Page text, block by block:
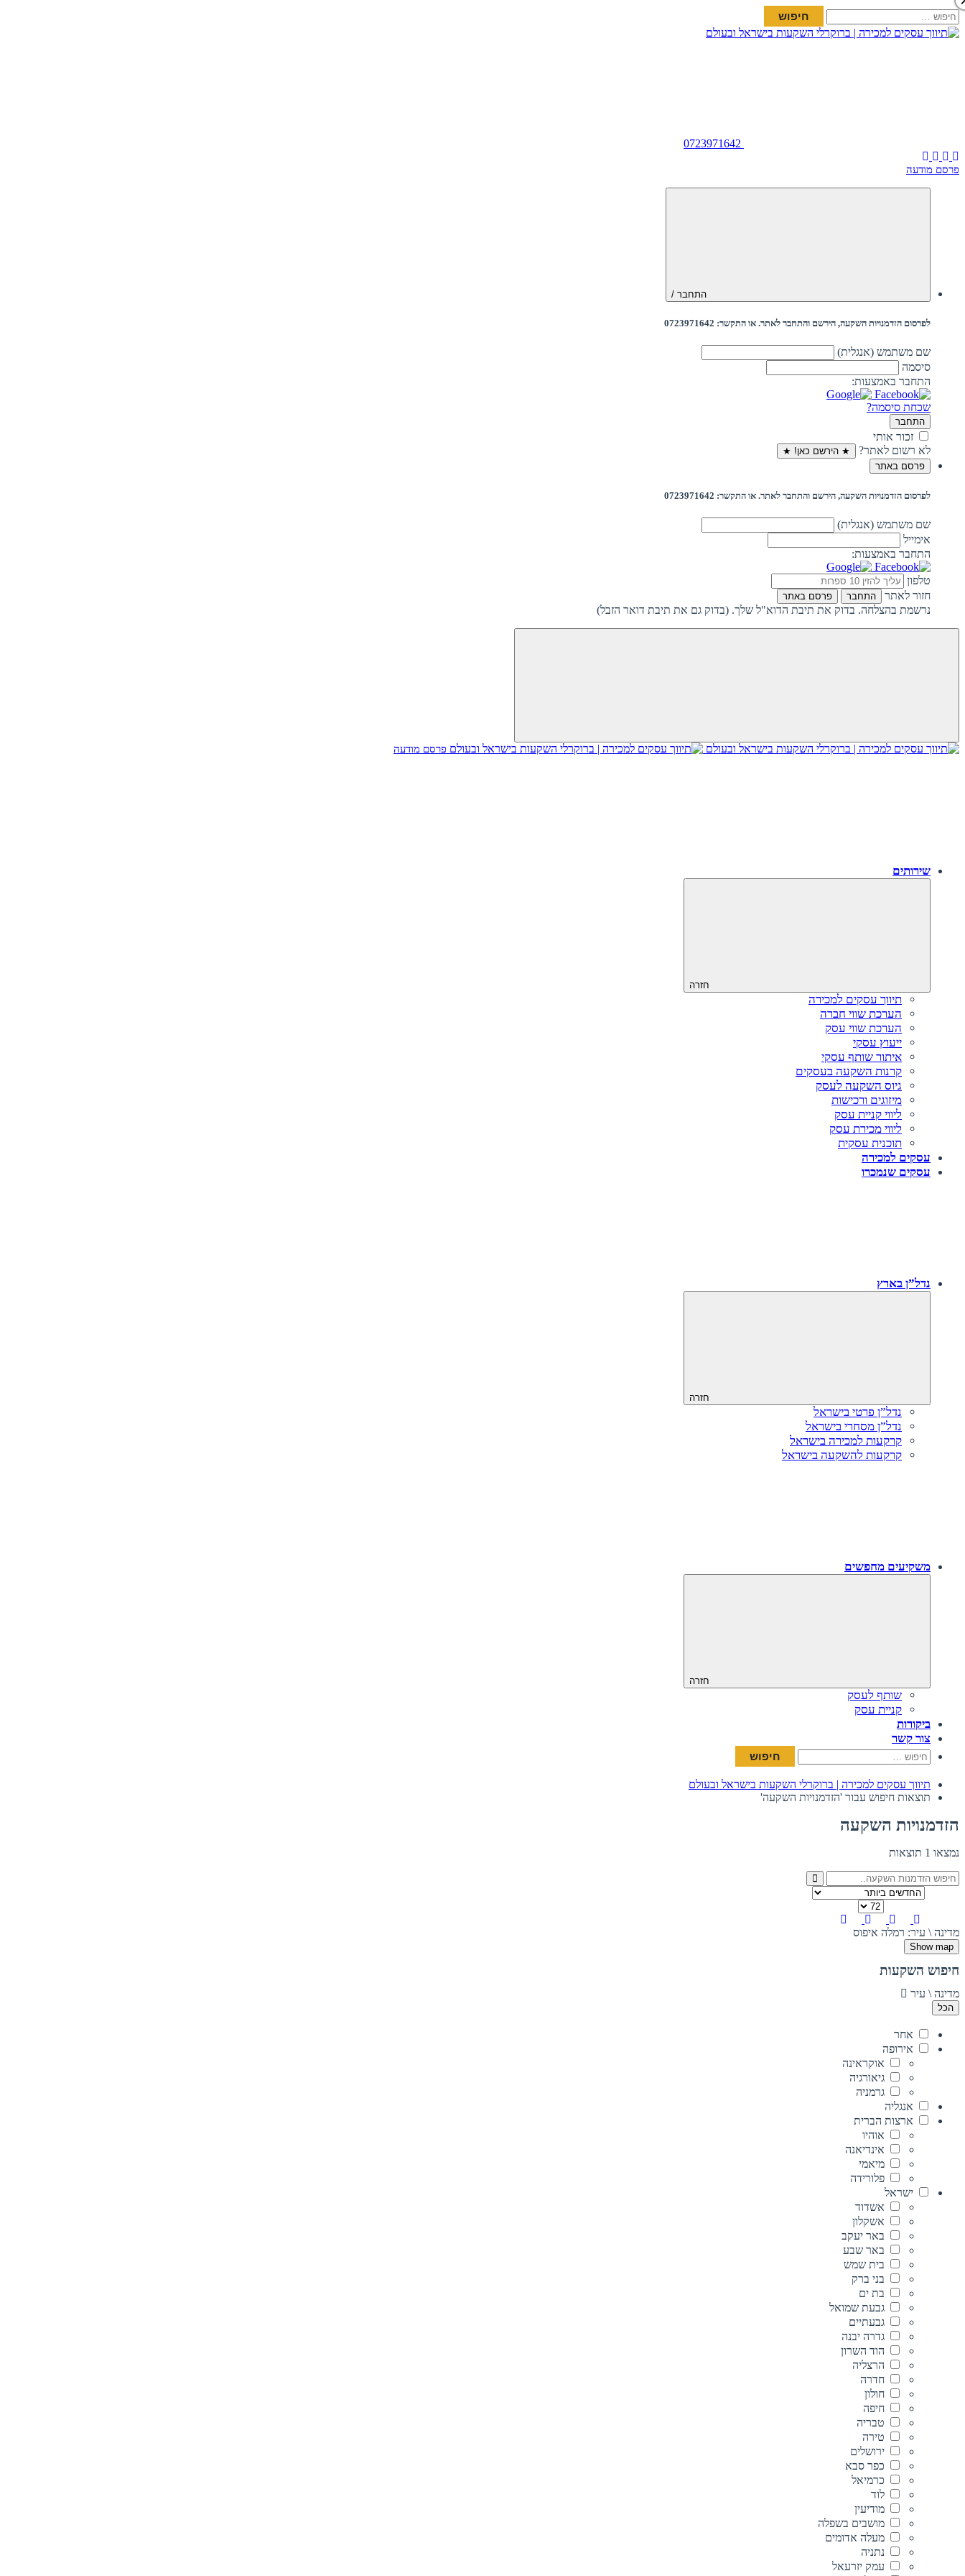
חיפוש:
0723971642
פרסם מודעה
התחבר /
לפרסום הזדמנויות השקעה, הירשם והתחבר לאתר. או התקשר: 0723971642
שם משתמש (אנגלית)
סיסמה
התחבר באמצעות:
שכחת סיסמה?
התחבר
זכור אותי
לא רשום לאתר?
★ הירשם כאן! ★
פרסם באתר
לפרסום הזדמנויות השקעה, הירשם והתחבר לאתר. או התקשר: 0723971642
שם משתמש (אנגלית)
אימייל
התחבר באמצעות:
טלפון
חזור לאתר
התחבר פרסם באתר
נרשמת בהצלחה. בדוק את תיבת הדוא"ל שלך. (בדוק גם את תיבת דואר הזבל)
פרסם מודעה
שירותים
חזרה
תיווך עסקים למכירה
הערכת שווי חברה
הערכת שווי עסק
ייעוץ עסקי
איתור שותף עסקי
קרנות השקעה בעסקים
גיוס השקעה לעסק‎‎
מיזוגים ורכישות
ליווי קניית עסק
ליווי מכירת עסק
תוכנית עסקית
עסקים למכירה
עסקים שנמכרו
נדל”ן בארץ
חזרה
נדל”ן פרטי בישראל
נדל”ן מסחרי בישראל
קרקעות למכירה בישראל
קרקעות להשקעה בישראל
משקיעים מחפשים
חזרה
שותף לעסק
קניית עסק
ביקורות
צור קשר
חיפוש:
תיווך עסקים למכירה | ברוקרלי השקעות בישראל ובעולם
תוצאות חיפוש עבור 'הזדמנויות השקעה'
הזדמנויות השקעה
נמצאו 1 תוצאות
מדינה \ עיר: רמלה איפוס
Show map
חיפוש השקעות
מדינה \ עיר
הכל
אחר
אירופה
אוקראינה
גיאורגיה
גרמניה
אנגליה
ארצות הברית
אוהיו
אינדיאנה
מיאמי
פלורידה
ישראל
אשדוד
אשקלון
באר יעקב
באר שבע
בית שמש
בני ברק
בת ים
גבעת שמואל
גבעתיים
גדרה יבנה
הוד השרון
הרצליה
חדרה
חולון
חיפה
טבריה
טירה
ירושלים
כפר סבא
כרמיאל
לוד
מודיעין
מושבים בשפלה
מעלה אדומים
נתניה
עמק יזרעאל